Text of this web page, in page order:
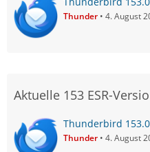
Thunder 4. August
Aktuelle 153 ESR-
Thunderbird
Thunder 4. August